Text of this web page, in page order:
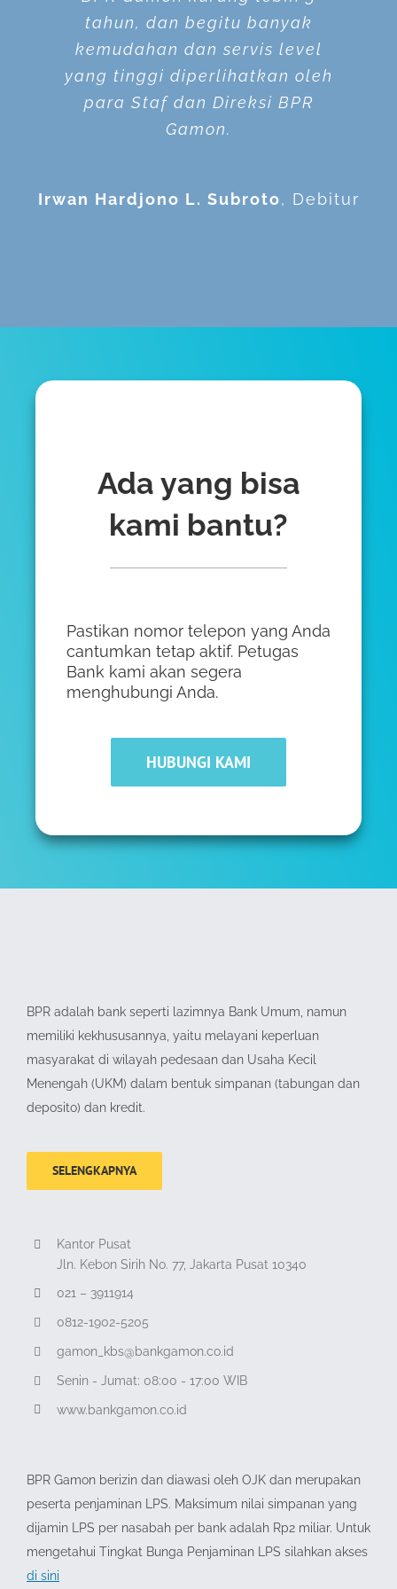
tahun, dan begitu banyak
kemudahan dan servis level
yang tinggi diperlihatkan oleh
para Staf dan Direksi BPR
Gamon.
Irwan Hardjono L. Subroto, Debitur
cukup baik, prosesnya cepat,
persyaratan tidak berbeli-
belit, dan komunikasi pun
dapat berjalan dengan baik.
masalah, pelayanan yang
diberikan cukup bagus dan
kantor BPR Gamon sendiri
sangat nyaman untuk
dikunjungi.
Enrika Wulanidewi Oey Deposan
Ada yang bisa
kami bantu?
Pastikan nomor telepon yang Anda
cantumkan tetap aktif. Petugas
Bank kami akan segera
menghubungi Anda.
HUBUNGI KAMI
BPR adalah bank seperti lazimnya Bank Umum, namun
memiliki kekhususannya, yaitu melayani keperluan
masyarakat di wilayah pedesaan dan Usaha Kecil
Menengah (UKM) dalam bentuk simpanan (tabungan dan
deposito) dan kredit.
SELENGKAPNYA
Kantor Pusat
Jln. Kebon Sirih No. 77, Jakarta Pusat 10340
021 – 3911914
0812-1902-5205
gamon_kbs@bankgamon.co.id
Senin - Jumat: 08:00 - 17:00 WIB
www.bankgamon.co.id
BPR Gamon berizin dan diawasi oleh OJK dan merupakan
peserta penjaminan LPS. Maksimum nilai simpanan yang
dijamin LPS per nasabah per bank adalah Rp2 miliar. Untuk
mengetahui Tingkat Bunga Penjaminan LPS silahkan akses
di sini